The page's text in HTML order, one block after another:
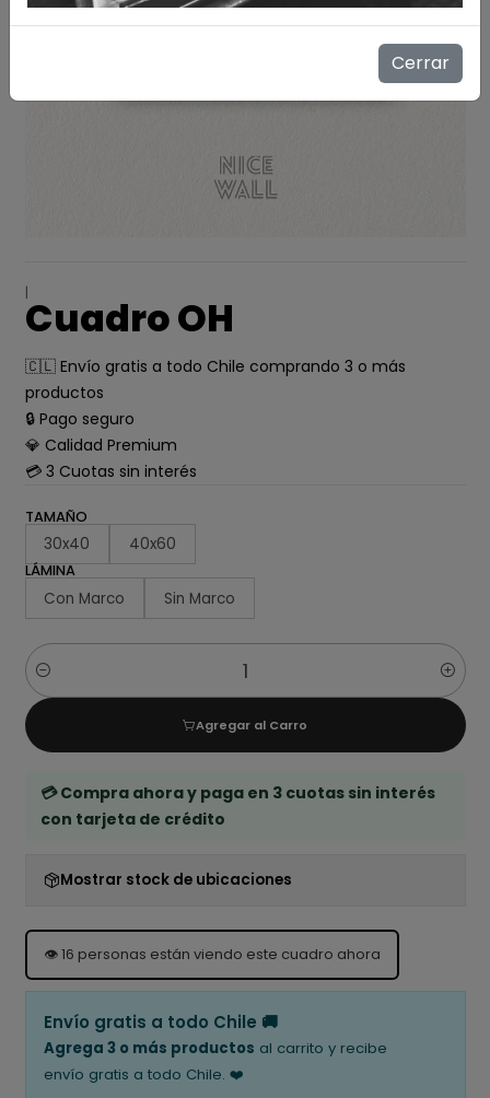
|
Cuadro OH
🇨🇱 Envío gratis a todo Chile comprando 3 o más
productos
🔒 Pago seguro
💎 Calidad Premium
💳 3 Cuotas sin interés
TAMAÑO
30x40 40x60
LÁMINA
Con Marco Sin Marco
Cantidad
Agregar al Carro
💳 Compra ahora y paga en 3 cuotas sin interés
con tarjeta de crédito
Mostrar stock de ubicaciones
👁️16 personas están viendo este cuadro ahora
Envío gratis a todo Chile 🚚
Agrega 3 o más productos al carrito y recibe
envío gratis a todo Chile. ❤️
Cerrar